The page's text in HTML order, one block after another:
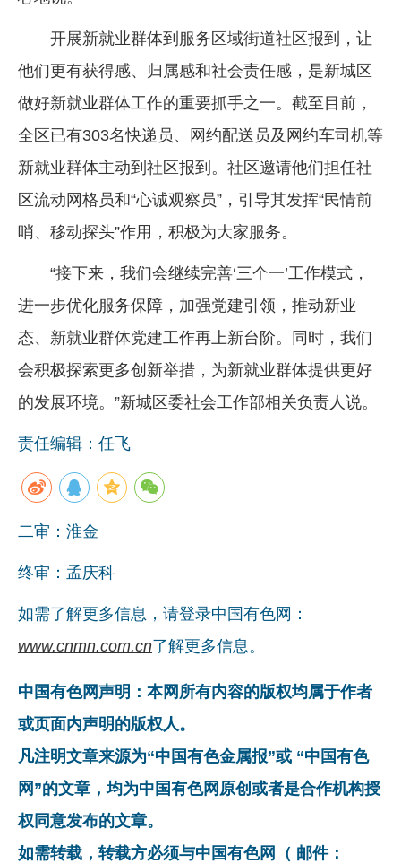
开展新就业群体到服务区域街道社区报到，让
他们更有获得感、归属感和社会责任感，是新城区
做好新就业群体工作的重要抓手之一。截至目前，
全区已有303名快递员、网约配送员及网约车司机等
新就业群体主动到社区报到。社区邀请他们担任社
区流动网格员和“心诚观察员”，引导其发挥“民情前
哨、移动探头”作用，积极为大家服务。
“接下来，我们会继续完善‘三个一’工作模式，
进一步优化服务保障，加强党建引领，推动新业
态、新就业群体党建工作再上新台阶。同时，我们
会积极探索更多创新举措，为新就业群体提供更好
的发展环境。”新城区委社会工作部相关负责人说。
责任编辑：任飞
二审：淮金
终审：孟庆科
如需了解更多信息，请登录中国有色网：
www.cnmn.com.cn了解更多信息。
中国有色网声明：本网所有内容的版权均属于作者
或页面内声明的版权人。
凡注明文章来源为“中国有色金属报”或 “中国有色
网”的文章，均为中国有色网原创或者是合作机构授
权同意发布的文章。
如需转载，转载方必须与中国有色网（ 邮件：